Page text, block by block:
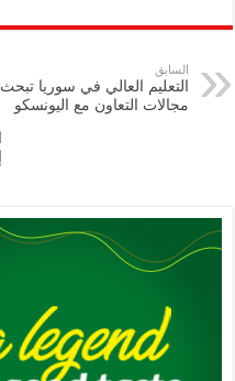
p
y
Li
eb
k
tt
nt
السابق
التعليم العالي في سوريا تبحث
مجالات التعاون مع اليونسكو